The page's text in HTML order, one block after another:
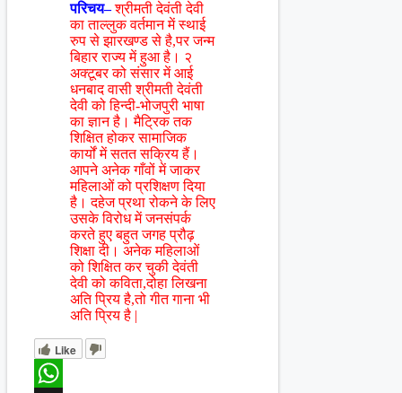
परिचय–श्रीमती देवंती देवी
का ताल्लुक वर्तमान में स्थाई
रुप से झारखण्ड से है,पर जन्म
बिहार राज्य में हुआ है। २
अक्टूबर को संसार में आई
धनबाद वासी श्रीमती देवंती
देवी को हिन्दी-भोजपुरी भाषा
का ज्ञान है। मैट्रिक तक
शिक्षित होकर सामाजिक
कार्यों में सतत सक्रिय हैं।
आपने अनेक गाँवों में जाकर
महिलाओं को प्रशिक्षण दिया
है। दहेज प्रथा रोकने के लिए
उसके विरोध में जनसंपर्क
करते हुए बहुत जगह प्रौढ़
शिक्षा दी। अनेक महिलाओं
को शिक्षित कर चुकी देवंती
देवी को कविता,दोहा लिखना
अति प्रिय है,तो गीत गाना भी
अति प्रिय है |
Like